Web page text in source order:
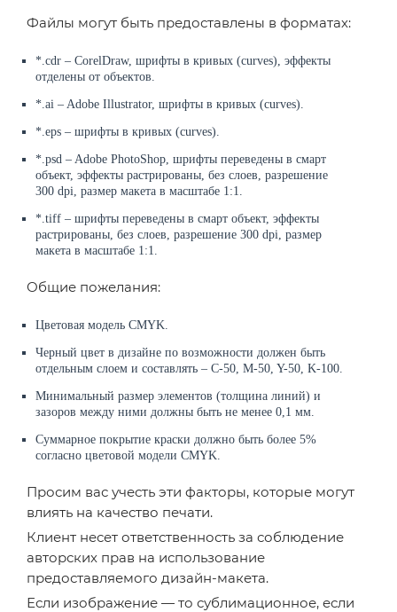
Файлы могут быть предоставлены в форматах:
*.cdr – CorelDraw, шрифты в кривых (curves), эффекты
отделены от объектов.
*.ai – Adobe Illustrator, шрифты в кривых (curves).
*.eps – шрифты в кривых (curves).
*.psd – Adobe PhotoShop, шрифты переведены в смарт
объект, эффекты растрированы, без слоев, разрешение
300 dpi, размер макета в масштабе 1:1.
*.tiff – шрифты переведены в смарт объект, эффекты
растрированы, без слоев, разрешение 300 dpi, размер
макета в масштабе 1:1.
Общие пожелания:
Цветовая модель CMYK.
Черный цвет в дизайне по возможности должен быть
отдельным слоем и составлять – C-50, M-50, Y-50, K-100.
Минимальный размер элементов (толщина линий) и
зазоров между ними должны быть не менее 0,1 мм.
Суммарное покрытие краски должно быть более 5%
согласно цветовой модели CMYK.
Просим вас учесть эти факторы, которые могут
влиять на качество печати.
Клиент несет ответственность за соблюдение
авторских прав на использование
предоставляемого дизайн-макета.
Если изображение — то сублимационное, если